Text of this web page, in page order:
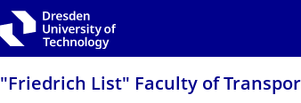
"Friedrich List" Faculty of